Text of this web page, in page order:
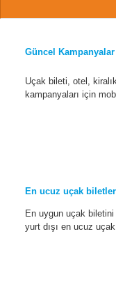
Güncel Kampanyalar
Uçak bileti, otel,
kampanyaları için
En ucuz uçak
En uygun uçak
yurt dışı en ucuz